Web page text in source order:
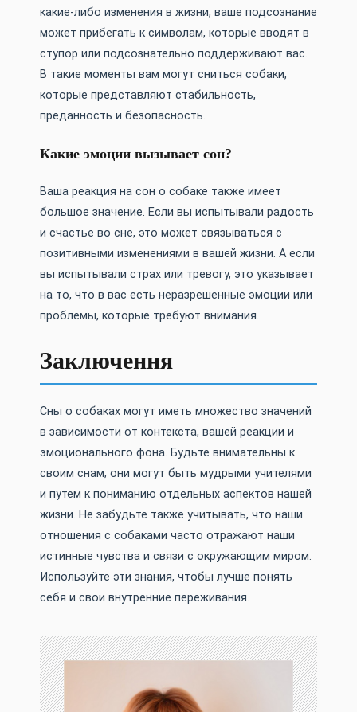
какие-либо изменения в жизни, ваше подсознание
может прибегать к символам, которые вводят в
ступор или подсознательно поддерживают вас.
В такие моменты вам могут сниться собаки,
которые представляют стабильность,
преданность и безопасность.
Какие эмоции вызывает сон?
Ваша реакция на сон о собаке также имеет
большое значение. Если вы испытывали радость
и счастье во сне, это может связываться с
позитивными изменениями в вашей жизни. А если
вы испытывали страх или тревогу, это указывает
на то, что в вас есть неразрешенные эмоции или
проблемы, которые требуют внимания.
Заключення
Сны о собаках могут иметь множество значений
в зависимости от контекста, вашей реакции и
эмоционального фона. Будьте внимательны к
своим снам; они могут быть мудрыми учителями
и путем к пониманию отдельных аспектов нашей
жизни. Не забудьте также учитывать, что наши
отношения с собаками часто отражают наши
истинные чувства и связи с окружающим миром.
Используйте эти знания, чтобы лучше понять
себя и свои внутренние переживания.